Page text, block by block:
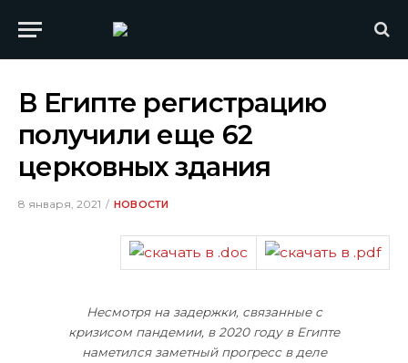
В Египте регистрацию
получили еще 62
церковных здания
8 января, 2021 НОВОСТИ
Несмотря на задержки, связанные с
кризисом пандемии, в 2020 году в Египте
наметился заметный прогресс в деле